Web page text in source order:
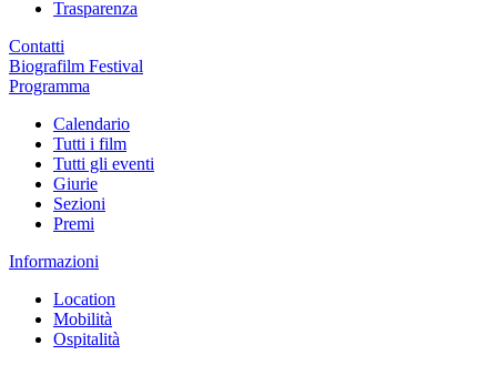
Trasparenza
Contatti
Biografilm Festival
Programma
Calendario
Tutti i film
Tutti gli eventi
Giurie
Sezioni
Premi
Informazioni
Location
Mobilità
Ospitalità